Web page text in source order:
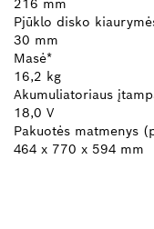
216 mm
Pjūklo disko
30 mm
Masė*
16,2 kg
Akumuliatoriaus
18,0 V
Pakuotės matmenys
464 x 770 x 594 mm